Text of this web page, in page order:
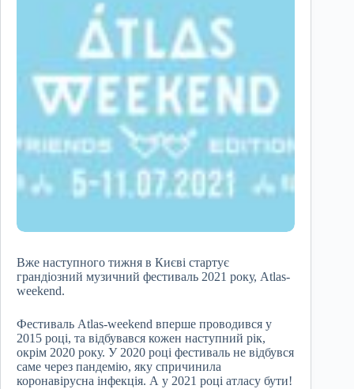
Вже наступного тижня в Києві стартує
грандіозний музичний фестиваль 2021 року, Atlas-
weekend.
Фестиваль Atlas-weekend вперше проводився у
2015 році, та відбувався кожен наступний рік,
окрім 2020 року. У 2020 році фестиваль не відбувся
саме через пандемію, яку спричинила
коронавірусна інфекція. А у 2021 році атласу бути!